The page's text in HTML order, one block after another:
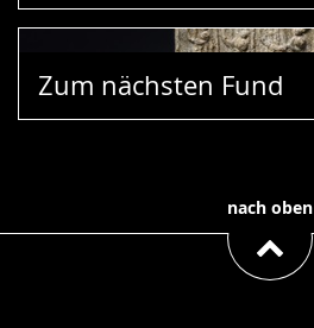
Zum nächsten Fund
nach oben